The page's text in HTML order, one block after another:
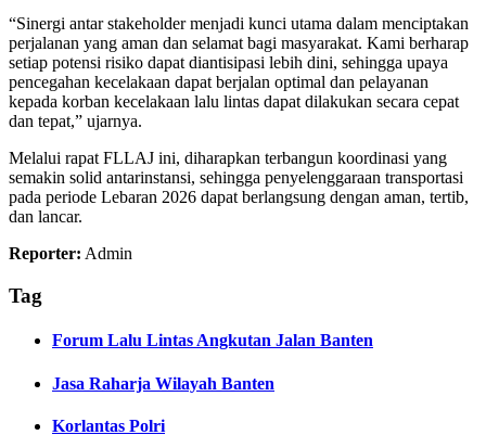
“Sinergi antar stakeholder menjadi kunci utama dalam menciptakan
perjalanan yang aman dan selamat bagi masyarakat. Kami berharap
setiap potensi risiko dapat diantisipasi lebih dini, sehingga upaya
pencegahan kecelakaan dapat berjalan optimal dan pelayanan
kepada korban kecelakaan lalu lintas dapat dilakukan secara cepat
dan tepat,” ujarnya.
Melalui rapat FLLAJ ini, diharapkan terbangun koordinasi yang
semakin solid antarinstansi, sehingga penyelenggaraan transportasi
pada periode Lebaran 2026 dapat berlangsung dengan aman, tertib,
dan lancar.
Reporter: Admin
Tag
Forum Lalu Lintas Angkutan Jalan Banten
Jasa Raharja Wilayah Banten
Korlantas Polri